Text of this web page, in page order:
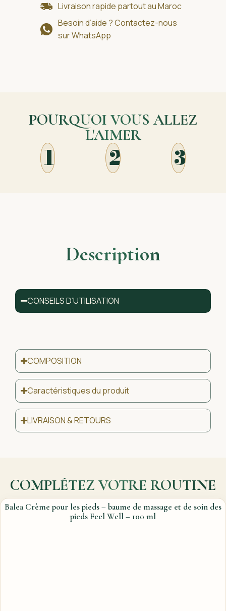
Livraison rapide partout au Maroc
Besoin d’aide ? Contactez-nous
sur WhatsApp
POURQUOI VOUS ALLEZ
L'AIMER
1 2 3
Description
CONSEILS D’UTILISATION
COMPOSITION
Caractéristiques du produit
LIVRAISON & RETOURS
COMPLÉTEZ VOTRE ROUTINE
Balea Crème pour les pieds – baume de massage et de soin des
pieds Feel Well – 100 ml